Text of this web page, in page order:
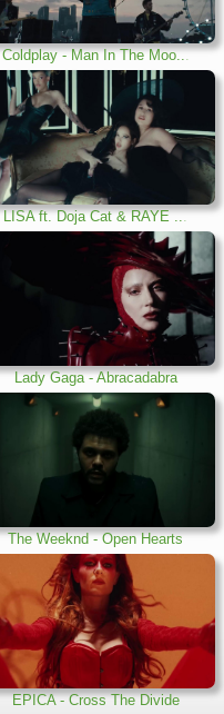
Coldplay - Man In The Moo...
LISA ft. Doja Cat & RAYE ...
Lady Gaga - Abracadabra
The Weeknd - Open Hearts
EPICA - Cross The Divide